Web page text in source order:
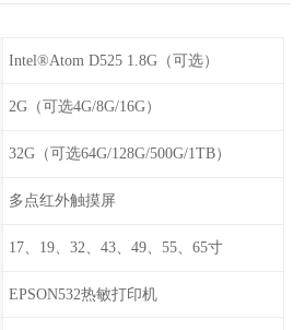
Intel®Atom D525 1.8G（可选）
2G（可选4G/8G/16G）
32G（可选64G/128G/500G/1TB）
多点红外触摸屏
17、19、32、43、49、55、65寸
EPSON532热敏打印机